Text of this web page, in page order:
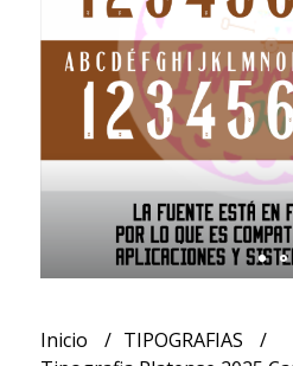
Inicio
TIPOGRAFIAS